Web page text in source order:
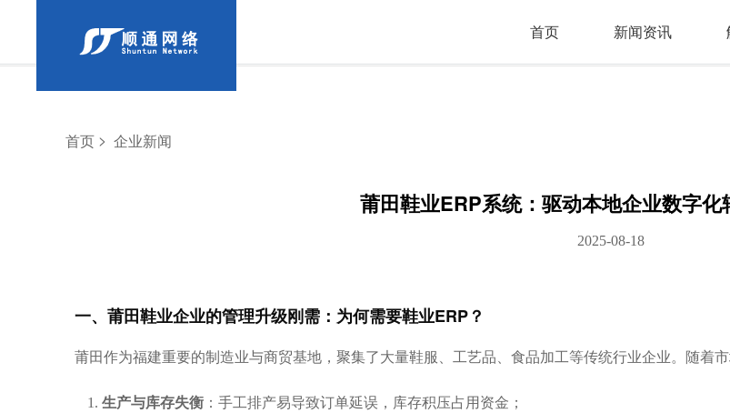
首页 新闻资讯
首页 > 企业新闻
莆田鞋业ERP系统：驱动本地企业数字
2025-08-18
一、莆田鞋业企业的管理升级刚需：为何需要鞋业ERP？
莆田作为福建重要的制造业与商贸基地，聚集了大量鞋服、工艺品、食品加工等传统行业企业。随着
生产与库存失衡 ：手工排产易导致订单延误，库存积压占用资金；